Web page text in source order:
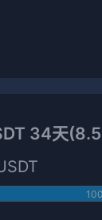
34天